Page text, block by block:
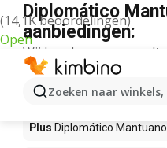
(14,1K beoordelingen)
Open
Zoeken naar
Diplomático
aanbiedingen:
Wij konden geen
Diplomático
Waar te koop?
Plus Diplomático Mantuano